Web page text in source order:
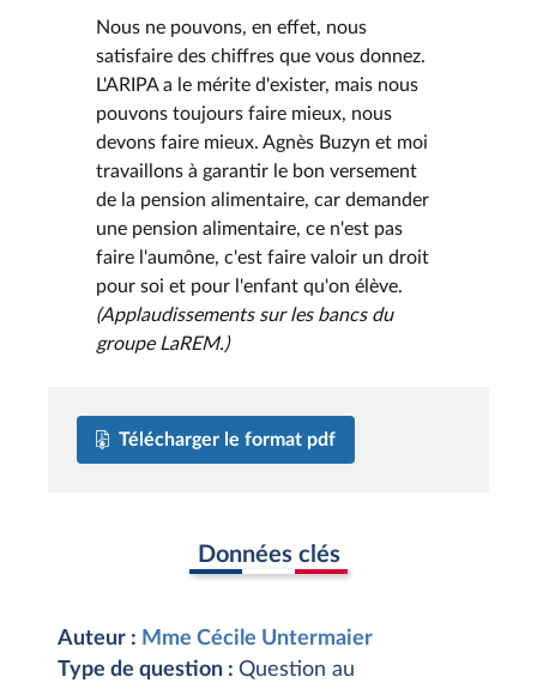
Nous ne pouvons, en effet, nous
satisfaire des chiffres que vous donnez.
L'ARIPA a le mérite d'exister, mais nous
pouvons toujours faire mieux, nous
devons faire mieux. Agnès Buzyn et moi
travaillons à garantir le bon versement
de la pension alimentaire, car demander
une pension alimentaire, ce n'est pas
faire l'aumône, c'est faire valoir un droit
pour soi et pour l'enfant qu'on élève.
(Applaudissements sur les bancs du
groupe LaREM.)
Télécharger le format pdf
Données clés
Auteur : Mme Cécile Untermaier
Type de question : Question au